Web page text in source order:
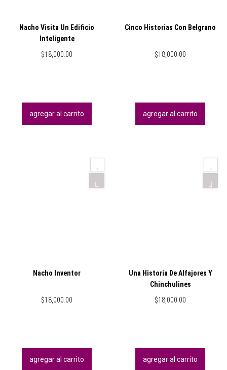
Nacho Visita Un Edificio
Inteligente
$18,000.00
agregar al carrito
Cinco Historias Con Belgrano
$18,000.00
agregar al carrito
Nacho Inventor
$18,000.00
agregar al carrito
Una Historia De Alfajores Y
Chinchulines
$18,000.00
agregar al carrito